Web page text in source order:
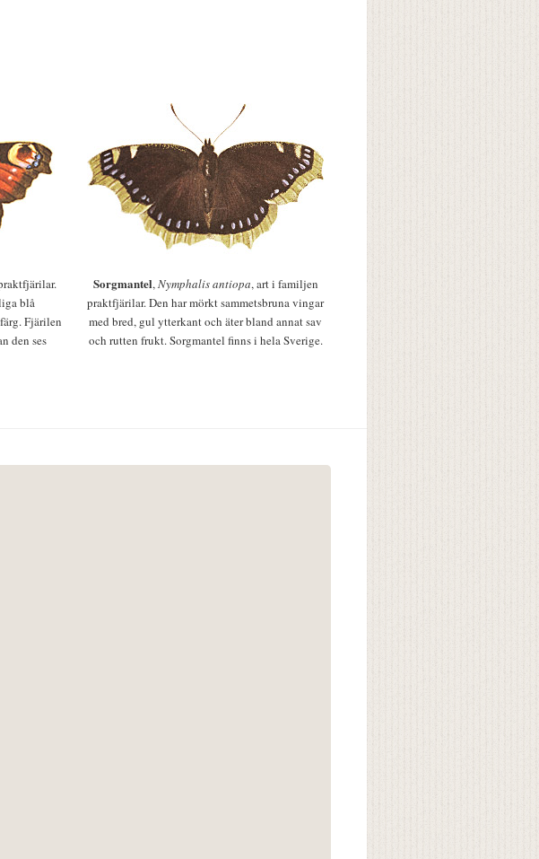
blå
Fjärilen
den ses
Sorgmantel,Nymphalis antiopa, art i familjen
praktfjärilar. Den har mörkt sammetsbruna vingar
med bred, gul ytterkant och äter bland annat sav
och rutten frukt. Sorgmantel finns i hela Sverige.